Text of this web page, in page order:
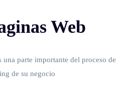
Web
parte importante del proceso de
de su negocio